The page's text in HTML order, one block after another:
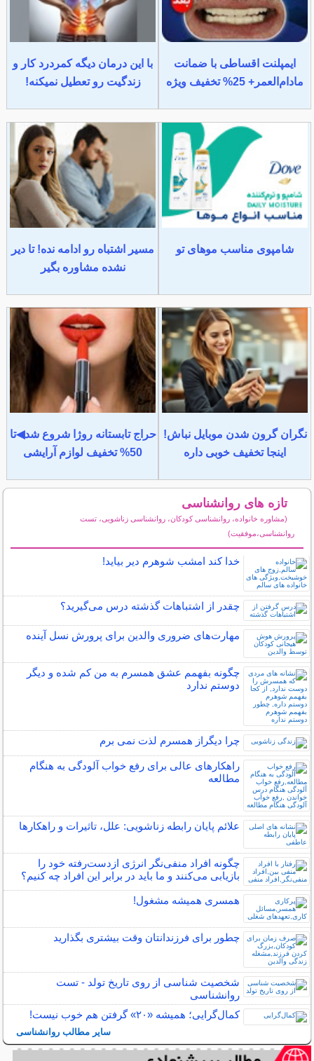
ایمپلنت اقساطی با ضمانت
مادام‌العمر+ 25% تخفیف ویژه
با این درمان دیگه کمردرد کار و
زندگیت رو تعطیل نمیکنه!
شامپوی مناسب موهای تو
مسیر اشتباه رو ادامه نده! تا دیر
نشده مشاوره بگیر
نگران گرون شدن موبایل نباش!
اینجا تخفیف خوبی داره
حراج تابستانه روژا شروع شد◀تا
50% تخفیف لوازم آرایشی
تازه های روانشناسی
(مشاوره خانواده، روانشناسی کودکان، روانشناسی زناشویی، تست
روانشناسی،موفقیت)
خدا کند امشب شوهرم دیر بیاید!
چقدر از اشتباهات گذشته درس می‌گیرید؟
مهارت‌های ضروری والدین برای پرورش نسل آینده
چگونه بفهمم عشق همسرم به من کم شده و دیگر
دوستم ندارد
چرا دیگراز همسرم لذت نمی برم
راهکارهای عالی برای رفع خواب آلودگی به هنگام
مطالعه
علائم پایان رابطه زناشویی: علل، تاثیرات و راهکارها
چگونه افراد منفی‌نگر انرژی ازدست‌رفته خود را
بازیابی می‌کنند و ما باید در برابر این افراد چه کنیم؟
همسری همیشه مشغول!
چطور برای فرزندانتان وقت بیشتری بگذارید
شخصیت شناسی از روی تاریخ تولد - تست
روانشناسی
کمال‌گرایی؛ همیشه «۲۰» گرفتن هم خوب نیست!
سایر مطالب روانشناسی